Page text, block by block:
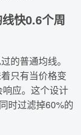
快0.6个周
的普通均线。
只有当价格变
应。这个设计
时过滤掉60%的